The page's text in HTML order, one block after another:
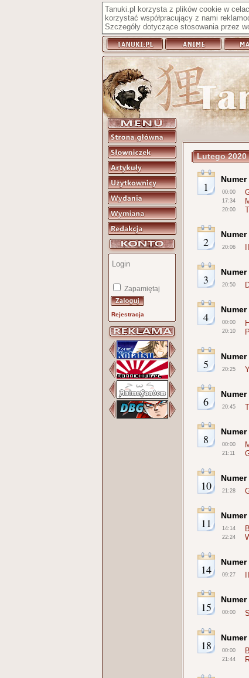
Tanuki.pl korzysta z plików cookie w
korzystać współpracujący z nami
Szczegóły dotyczące stosowania przez
Zapamiętaj
Rejestracja
Lutego 2020
1
Numer
00:00
17:34
20:00
2
Numer
20:06
3
Numer
20:50
4
Numer
00:00
20:10
5
Numer
20:25
6
Numer
20:45
8
Numer
00:00
21:11
10
Numer
21:28
11
Numer
14:14
22:24
14
Numer
09:27
15
Numer
00:00
18
Numer
00:00
21:44